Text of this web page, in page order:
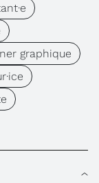
graphique